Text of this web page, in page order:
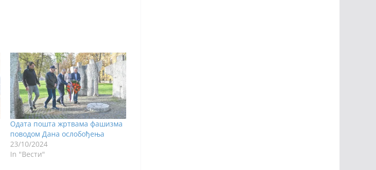
Одата пошта жртвама фашизма
поводом Дана ослобођења
23/10/2024
In "Вести"